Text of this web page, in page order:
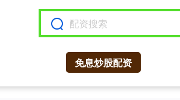
免息炒股配资